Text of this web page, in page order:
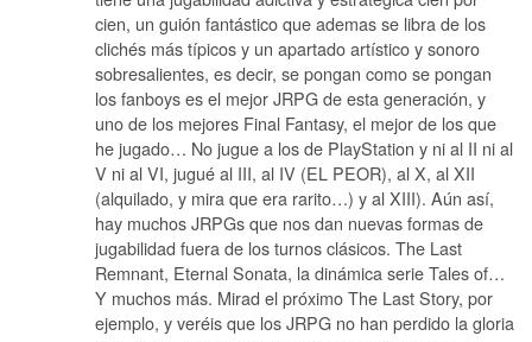
cien, un guión fantástico que ademas se libra de los
clichés más típicos y un apartado artístico y sonoro
sobresalientes, es decir, se pongan como se pongan
los fanboys es el mejor JRPG de esta generación, y
uno de los mejores Final Fantasy, el mejor de los que
he jugado… No jugue a los de PlayStation y ni al II ni al
V ni al VI, jugué al III, al IV (EL PEOR), al X, al XII
(alquilado, y mira que era rarito…) y al XIII). Aún así,
hay muchos JRPGs que nos dan nuevas formas de
jugabilidad fuera de los turnos clásicos. The Last
Remnant, Eternal Sonata, la dinámica serie Tales of…
Y muchos más. Mirad el próximo The Last Story, por
ejemplo, y veréis que los JRPG no han perdido la gloria